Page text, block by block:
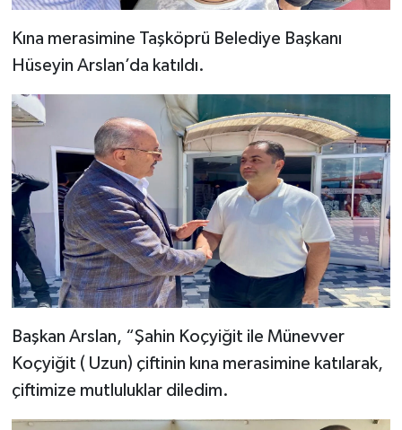
Kına merasimine Taşköprü Belediye Başkanı
Hüseyin Arslan’da katıldı.
Başkan Arslan, “Şahin Koçyiğit ile Münevver
Koçyiğit ( Uzun) çiftinin kına merasimine katılarak,
çiftimize mutluluklar diledim.
Dünya Haberleri
Haber Arşivi